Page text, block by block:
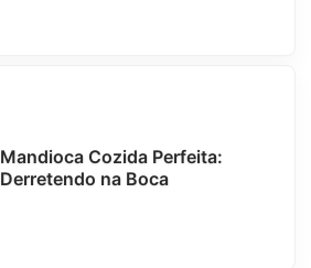
Mandioca Cozida Perfeita:
Derretendo na Boca